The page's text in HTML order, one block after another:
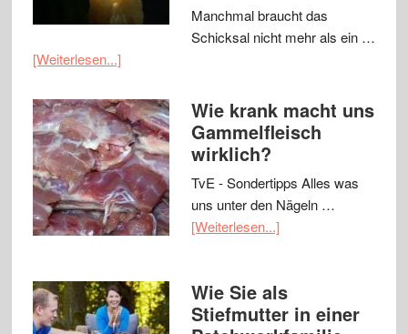
Manchmal braucht das
Schicksal nicht mehr als ein …
[Weiterlesen...]
Wie krank macht uns
Gammelfleisch
wirklich?
TvE - Sondertipps Alles was
uns unter den Nägeln …
[Weiterlesen...]
Wie Sie als
Stiefmutter in einer